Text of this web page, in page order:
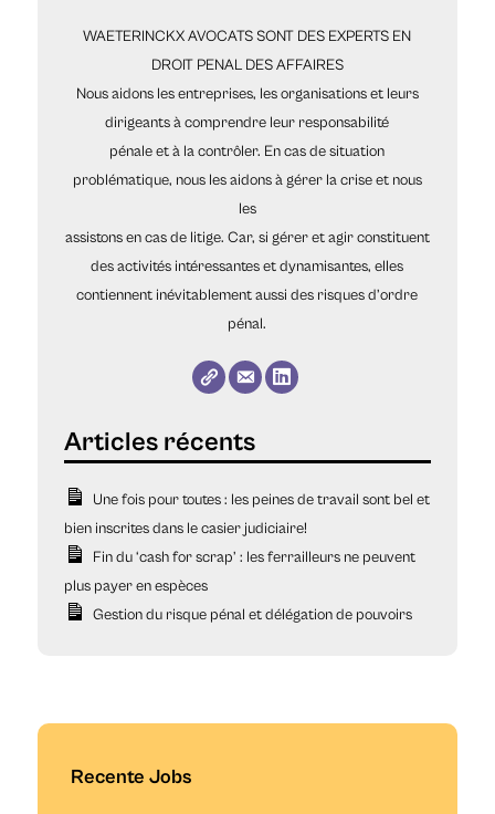
WAETERINCKX AVOCATS SONT DES EXPERTS EN
DROIT PENAL DES AFFAIRES
Nous aidons les entreprises, les organisations et leurs
dirigeants à comprendre leur responsabilité
pénale et à la contrôler. En cas de situation
problématique, nous les aidons à gérer la crise et nous
les
assistons en cas de litige. Car, si gérer et agir constituent
des activités intéressantes et dynamisantes, elles
contiennent inévitablement aussi des risques d’ordre
pénal.
Une fois pour toutes : les peines de travail sont bel et
bien inscrites dans le casier judiciaire!
Fin du ‘cash for scrap’ : les ferrailleurs ne peuvent
plus payer en espèces
Gestion du risque pénal et délégation de pouvoirs
Recente Jobs